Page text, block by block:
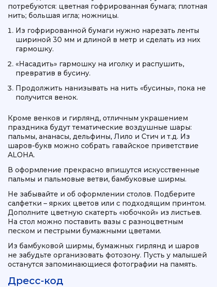
потребуются: цветная гофрированная бумага; плотная
нить; большая игла; ножницы.
Из гофрированной бумаги нужно нарезать ленты
шириной 30 мм и длиной в метр и сделать из них
гармошку.
«Насадить» гармошку на иголку и распушить,
превратив в бусину.
Продолжить нанизывать на нить «бусины», пока не
получится венок.
Кроме венков и гирлянд, отличным украшением
праздника будут тематические воздушные шары:
пальмы, ананасы, дельфины, Лило и Стич и т.д. Из
шаров-букв можно собрать гавайское приветствие
ALOHA.
В оформление прекрасно впишутся искусственные
пальмы и пальмовые ветви, бамбуковые ширмы.
Не забывайте и об оформлении столов. Подберите
салфетки – ярких цветов или с подходящим принтом.
Дополните цветную скатерть «юбочкой» из листьев.
На стол можно поставить вазы с разноцветным
песком и пестрыми бумажными цветами.
Из бамбуковой ширмы, бумажных гирлянд и шаров
не забудьте организовать фотозону. Пусть у малышей
останутся запоминающиеся фотографии на память.
Дресс-код